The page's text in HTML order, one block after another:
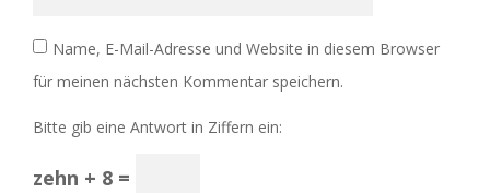
Name, E-Mail-Adresse und Website in diesem Browser
für meinen nächsten Kommentar speichern.
Bitte gib eine Antwort in Ziffern ein:
zehn + 8 =